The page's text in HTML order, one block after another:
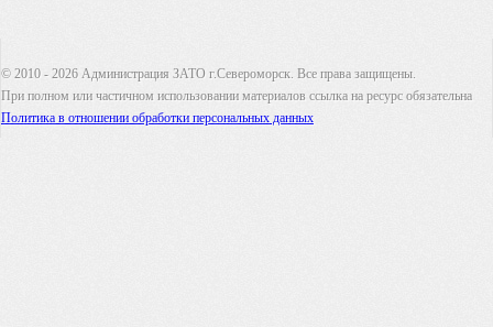
© 2010 - 2026 Администрация ЗАТО г.Североморск. Все права защищены.
При полном или частичном использовании материалов ссылка на ресурс обязательна
Политика в отношении обработки персональных данных